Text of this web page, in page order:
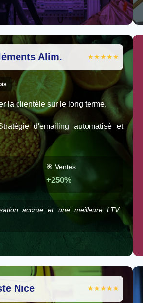
Alim. ★★★★★
la clientèle sur le long terme.
d'emailing automatisé et
🎯 Ventes
+250%
accrue et une meilleure LTV
Nice ★★★★★